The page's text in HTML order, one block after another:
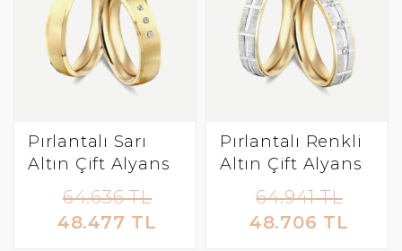
Pırlantalı Sarı
Altın Çift Alyans
64.636 TL
48.477 TL
Pırlantalı Renkli
Altın Çift Alyans
64.941 TL
48.706 TL